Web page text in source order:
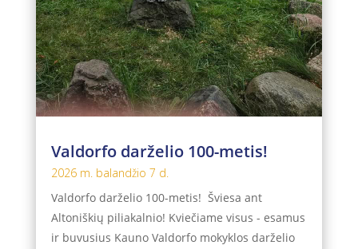
Valdorfo darželio 100-metis!
2026 m. balandžio 7 d.
Valdorfo darželio 100-metis! Šviesa ant
Altoniškių piliakalnio! Kviečiame visus - esamus
ir buvusius Kauno Valdorfo mokyklos darželio